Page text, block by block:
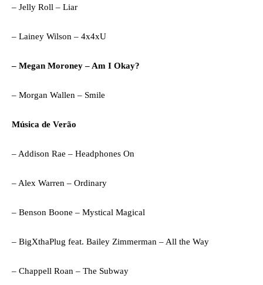
– Jelly Roll – Liar
– Lainey Wilson – 4x4xU
– Megan Moroney – Am I Okay?
– Morgan Wallen – Smile
Música de Verão
– Addison Rae – Headphones On
– Alex Warren – Ordinary
– Benson Boone – Mystical Magical
– BigXthaPlug feat. Bailey Zimmerman – All the Way
– Chappell Roan – The Subway